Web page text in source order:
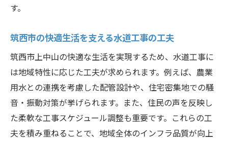
す。
筑西市の快適生活を支える水道工事の工夫
筑西市上中山の快適な生活を実現するため、水道工事に
は地域特性に応じた工夫が求められます。例えば、農業
用水との連携を考慮した配管設計や、住宅密集地での騒
音・振動対策が挙げられます。また、住民の声を反映し
た柔軟な工事スケジュール調整も重要です。これらの工
夫を積み重ねることで、地域全体のインフラ品質が向上